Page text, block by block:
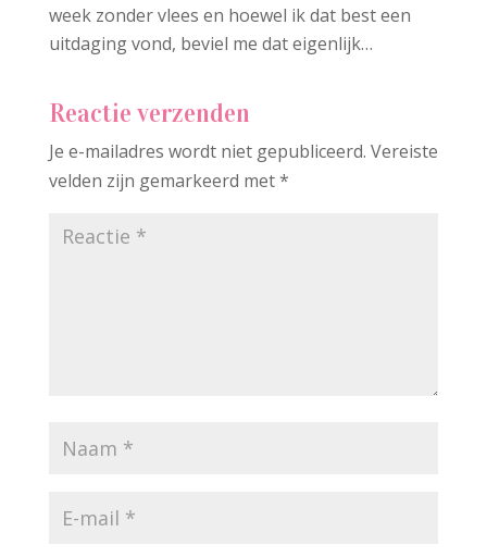
week zonder vlees en hoewel ik dat best een
uitdaging vond, beviel me dat eigenlijk…
Reactie verzenden
Je e-mailadres wordt niet gepubliceerd. Vereiste
velden zijn gemarkeerd met*